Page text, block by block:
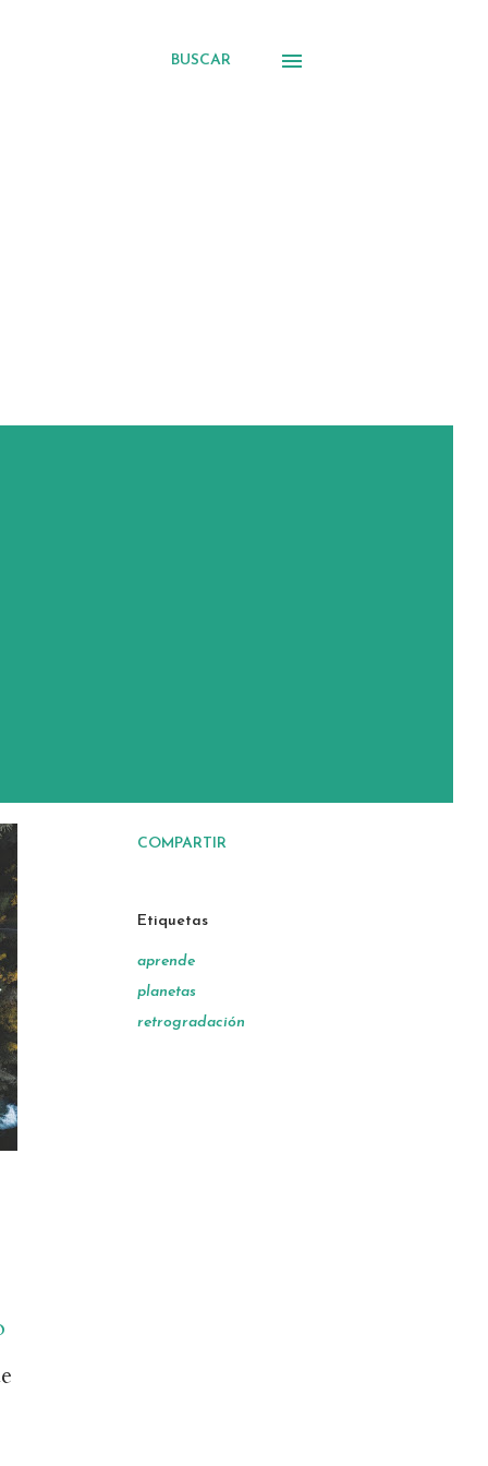
BUSCAR
COMPARTIR
Etiquetas
aprende
planetas
retrogradación